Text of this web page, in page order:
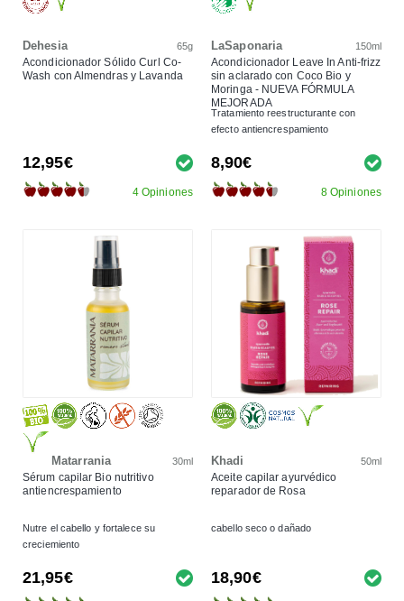
Dehesia 65g
Acondicionador Sólido Curl Co-
Wash con Almendras y Lavanda
12,95€
4 Opiniones
LaSaponaria 150ml
Acondicionador Leave In Anti-frizz
sin aclarado con Coco Bio y
Moringa - NUEVA FÓRMULA
MEJORADA
Tratamiento reestructurante con
efecto antiencrespamiento
8,90€
8 Opiniones
Matarrania 30ml
Sérum capilar Bio nutritivo
antiencrespamiento
Nutre el cabello y fortalece su
creciemiento
21,95€
Khadi 50ml
Aceite capilar ayurvédico
reparador de Rosa
cabello seco o dañado
18,90€